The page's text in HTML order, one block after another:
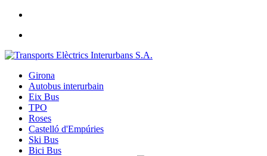
Girona
Autobus interurbain
Eix Bus
TPO
Roses
Castelló d'Empúries
Ski Bus
Bici Bus